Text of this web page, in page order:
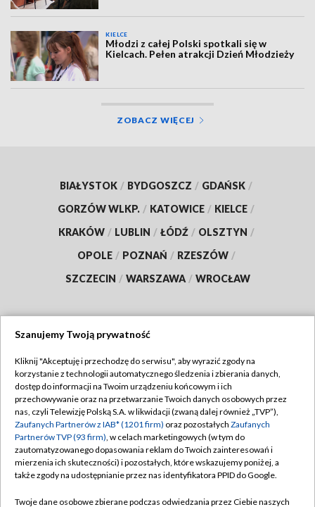
KIELCE
Młodzi z całej Polski spotkali się w
Kielcach. Pełen atrakcji Dzień Młodzieży
ZOBACZ WIĘCEJ
BIAŁYSTOK / BYDGOSZCZ / GDAŃSK /
GORZÓW WLKP. / KATOWICE / KIELCE /
KRAKÓW / LUBLIN / ŁÓDŹ / OLSZTYN /
OPOLE / POZNAŃ / RZESZÓW /
SZCZECIN / WARSZAWA / WROCŁAW
TVP
Abonament TVP
Emisja w TVP
Centrum informacji TVP
Naziemna Telewizja Cyfrowa
Regulamin TVP
Polityka prywatności
Moje zgody
Pomoc
Szanujemy Twoją prywatność
Kliknij "Akceptuję i przechodzę do serwisu", aby wyrazić zgody na
korzystanie z technologii automatycznego śledzenia i zbierania danych,
dostęp do informacji na Twoim urządzeniu końcowym i ich
przechowywanie oraz na przetwarzanie Twoich danych osobowych przez
nas, czyli Telewizję Polską S.A. w likwidacji (zwaną dalej również „TVP”),
Zaufanych Partnerów z IAB* (1201 firm) oraz pozostałych Zaufanych
Partnerów TVP (93 firm), w celach marketingowych (w tym do
zautomatyzowanego dopasowania reklam do Twoich zainteresowań i
mierzenia ich skuteczności) i pozostałych, które wskazujemy poniżej, a
także zgody na udostępnianie przez nas identyfikatora PPID do Google.
Twoje dane osobowe zbierane podczas odwiedzania przez Ciebie naszych